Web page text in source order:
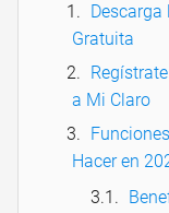
Descarga
Gratuita
a Mi Claro
Hacer en